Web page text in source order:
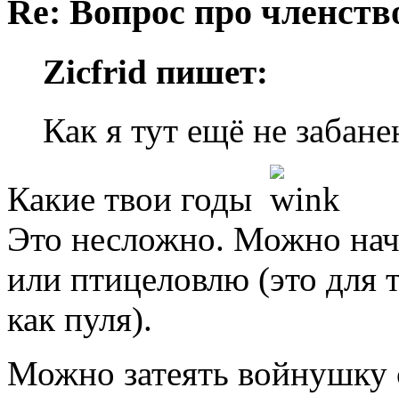
Re: Вопрос про
Zicfrid пишет:
Как я тут ещё не
Какие твои годы
Это несложно. Можно
или птицеловлю (это для
как пуля).
Можно затеять